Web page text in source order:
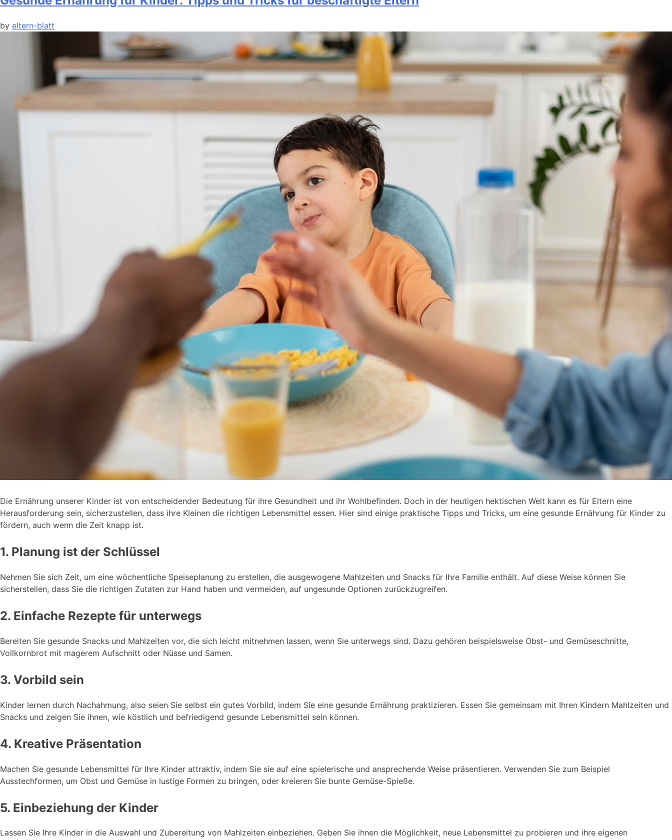
by eltern-blatt
Die Ernährung unserer Kinder ist von entscheidender Bedeutung für ihre Gesundheit und ihr Wohlbefinden. Doch in der heutigen hektischen Welt kann es für Eltern eine
Herausforderung sein, sicherzustellen, dass ihre Kleinen die richtigen Lebensmittel essen. Hier sind einige praktische Tipps und Tricks, um eine gesunde Ernährung für Kinder zu
fördern, auch wenn die Zeit knapp ist.
1. Planung ist der Schlüssel
Nehmen Sie sich Zeit, um eine wöchentliche Speiseplanung zu erstellen, die ausgewogene Mahlzeiten und Snacks für Ihre Familie enthält. Auf diese Weise können Sie
sicherstellen, dass Sie die richtigen Zutaten zur Hand haben und vermeiden, auf ungesunde Optionen zurückzugreifen.
2. Einfache Rezepte für unterwegs
Bereiten Sie gesunde Snacks und Mahlzeiten vor, die sich leicht mitnehmen lassen, wenn Sie unterwegs sind. Dazu gehören beispielsweise Obst- und Gemüseschnitte,
Vollkornbrot mit magerem Aufschnitt oder Nüsse und Samen.
3. Vorbild sein
Kinder lernen durch Nachahmung, also seien Sie selbst ein gutes Vorbild, indem Sie eine gesunde Ernährung praktizieren. Essen Sie gemeinsam mit Ihren Kindern Mahlzeiten und
Snacks und zeigen Sie ihnen, wie köstlich und befriedigend gesunde Lebensmittel sein können.
4. Kreative Präsentation
Machen Sie gesunde Lebensmittel für Ihre Kinder attraktiv, indem Sie sie auf eine spielerische und ansprechende Weise präsentieren. Verwenden Sie zum Beispiel
Ausstechformen, um Obst und Gemüse in lustige Formen zu bringen, oder kreieren Sie bunte Gemüse-Spieße.
5. Einbeziehung der Kinder
Lassen Sie Ihre Kinder in die Auswahl und Zubereitung von Mahlzeiten einbeziehen. Geben Sie ihnen die Möglichkeit, neue Lebensmittel zu probieren und ihre eigenen